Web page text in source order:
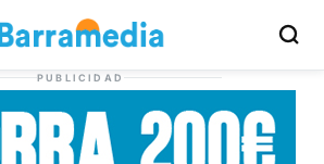
PUBLICIDAD